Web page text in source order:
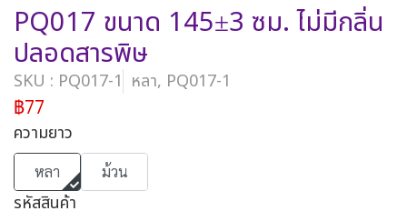
PQ017 ขนาด 145±3 ซม. ไม่มีกลิ่น
ปลอดสารพิษ
SKU : PQ017-1 หลา, PQ017-1
฿77
ความยาว
หลา ม้วน
รหัสสินค้า